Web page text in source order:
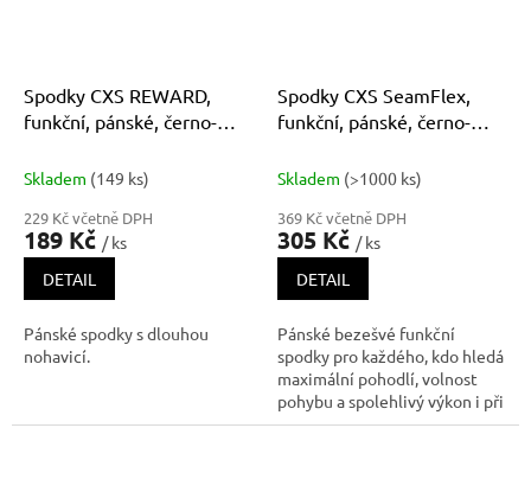
Spodky CXS REWARD,
funkční, pánské, černo-
Skladem (149 ks)
229 Kč včetně DPH
189 Kč / ks
DETAIL
Pánské spodky s dlouhou
nohavicí.
Spodky CXS SeamFlex,
funkční, pánské, černo-
Skladem (>1000 ks)
369 Kč včetně DPH
305 Kč / ks
DETAIL
Pánské bezešvé funkční
spodky pro každého, kdo hledá
maximální pohodlí, volnost
pohybu a spolehlivý výkon i při
náročných aktivitách. Díky